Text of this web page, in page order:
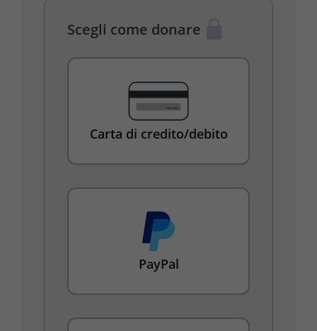
Scegli come donare
Carta di credito/debito
PayPal